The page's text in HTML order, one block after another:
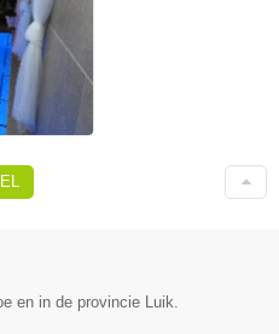
en in de provincie Luik.